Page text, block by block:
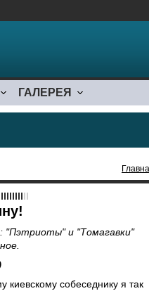
ГАЛЕРЕЯ
"Пэтриоты" и "Томагавки"
киевскому собеседнику я так